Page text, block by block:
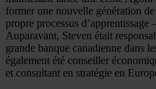
former une nouvelle génération
propre processus
Auparavant, Steven était
grande banque canadienne dans
également été conseiller
et consultant en stratégie en